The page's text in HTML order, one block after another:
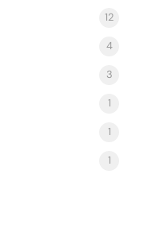
12
4
3
1
1
1